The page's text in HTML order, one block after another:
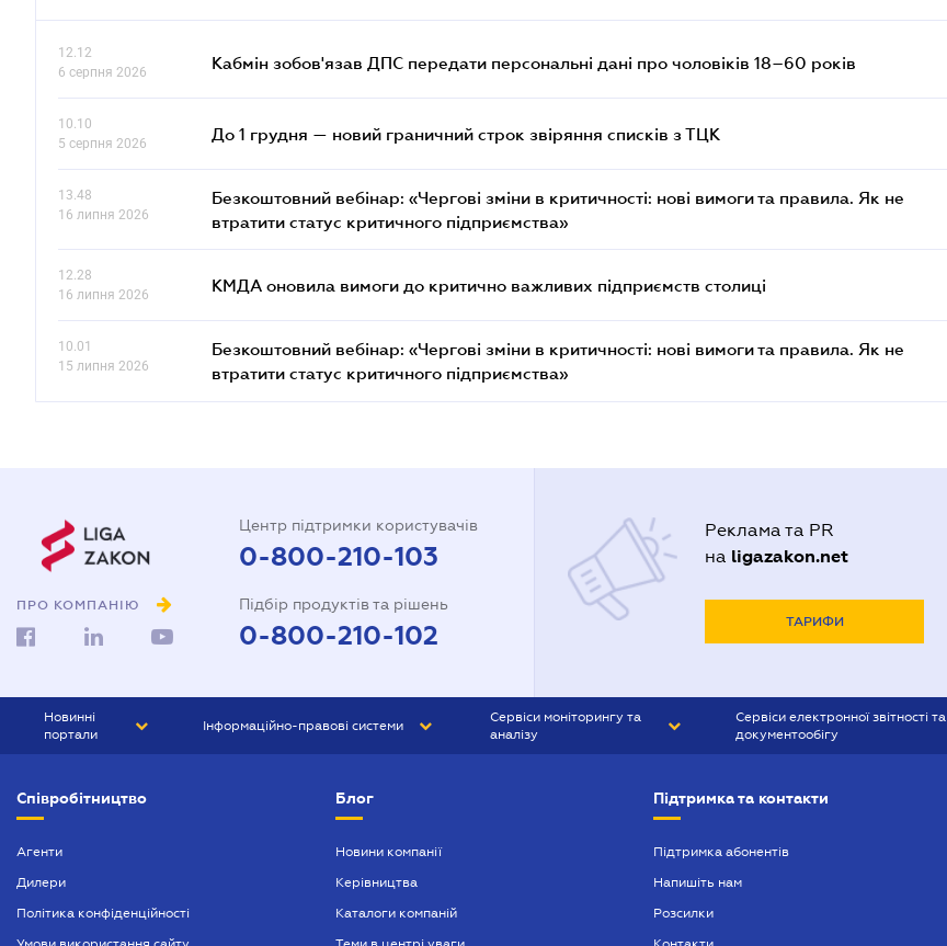
12.12
6 серпня 2026
Кабмін зобов'язав ДПС передати персональні дані про чоловіків 18–60 років
10.10
5 серпня 2026
До 1 грудня — новий граничний строк звіряння списків з ТЦК
13.48
16 липня 2026
Безкоштовний вебінар: «Чергові зміни в критичності: нові вимоги та правила. Як не
втратити статус критичного підприємства»
12.28
16 липня 2026
КМДА оновила вимоги до критично важливих підприємств столиці
10.01
15 липня 2026
Безкоштовний вебінар: «Чергові зміни в критичності: нові вимоги та правила. Як не
втратити статус критичного підприємства»
ПРО КОМПАНІЮ
Центр підтримки користувачів
0-800-210-103
Підбір продуктів та рішень
0-800-210-102
Реклама та PR
на ligazakon.net
ТАРИФИ
Новинні
портали
БІЗНЕС
Інформаційно-правові системи
БУХГАЛТЕР ПРОФ
Сервіси моніторингу та
аналізу
Сервіси електронної звітності та
документообігу
Співробітництво
Агенти
Дилери
Політика конфіденційності
Блог
Новини компанії
Керівництва
Каталоги компаній
Підтримка та контакти
Підтримка абонентів
Напишіть нам
Розсилки